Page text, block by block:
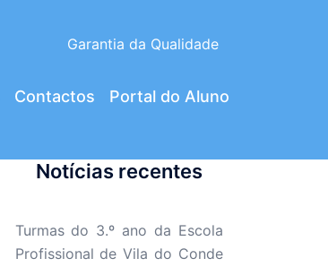
Garantia da Qualidade
Contactos Portal do Aluno
Notícias recentes
Turmas do 3.º ano da Escola
Profissional de Vila do Conde